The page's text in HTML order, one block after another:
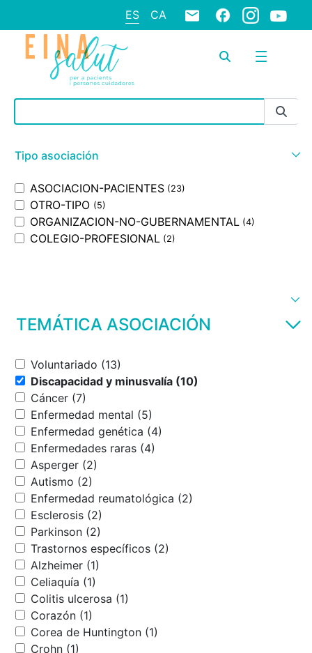
ES CA
Barra de búsqueda
Tipo asociación
ASOCIACION-PACIENTES (23)
OTRO-TIPO (5)
ORGANIZACION-NO-GUBERNAMENTAL (4)
COLEGIO-PROFESIONAL (2)
TEMÁTICA ASOCIACIÓN
Voluntariado (13)
Discapacidad y minusvalía (10)
Cáncer (7)
Enfermedad mental (5)
Enfermedad genética (4)
Enfermedades raras (4)
Asperger (2)
Autismo (2)
Enfermedad reumatológica (2)
Esclerosis (2)
Parkinson (2)
Trastornos específicos (2)
Alzheimer (1)
Celiaquía (1)
Colitis ulcerosa (1)
Corazón (1)
Corea de Huntington (1)
Crohn (1)